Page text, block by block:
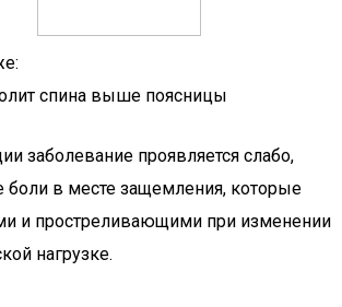
спина выше поясницы
заболевание проявляется слабо,
в месте защемления, которые
и простреливающими при изменении
нагрузке.